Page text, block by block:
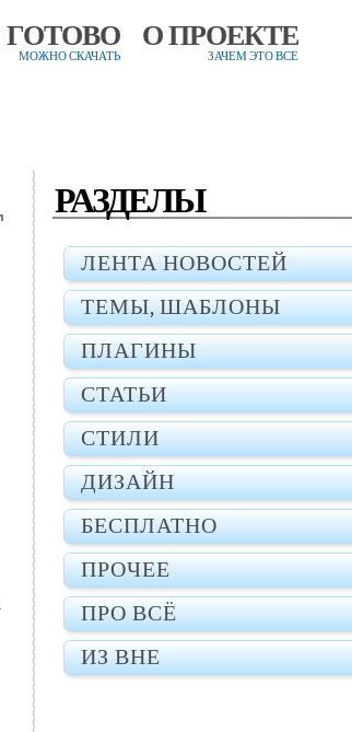
ГОТОВО
МОЖНО СКАЧАТЬ
О ПРОЕКТЕ
ЗАЧЕМ ЭТО ВСЕ
РАЗДЕЛЫ
ЛЕНТА НОВОСТЕЙ
ТЕМЫ, ШАБЛОНЫ
ПЛАГИНЫ
СТАТЬИ
СТИЛИ
ДИЗАЙН
БЕСПЛАТНО
ПРОЧЕЕ
ПРО ВСЁ
ИЗ ВНЕ